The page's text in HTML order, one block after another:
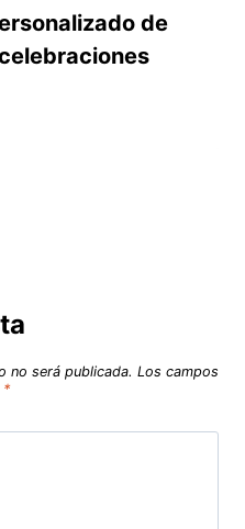
de
no será publicada. Los campos
*